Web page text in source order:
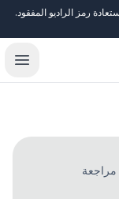
رمز الراديو المفقود.
مراجعة